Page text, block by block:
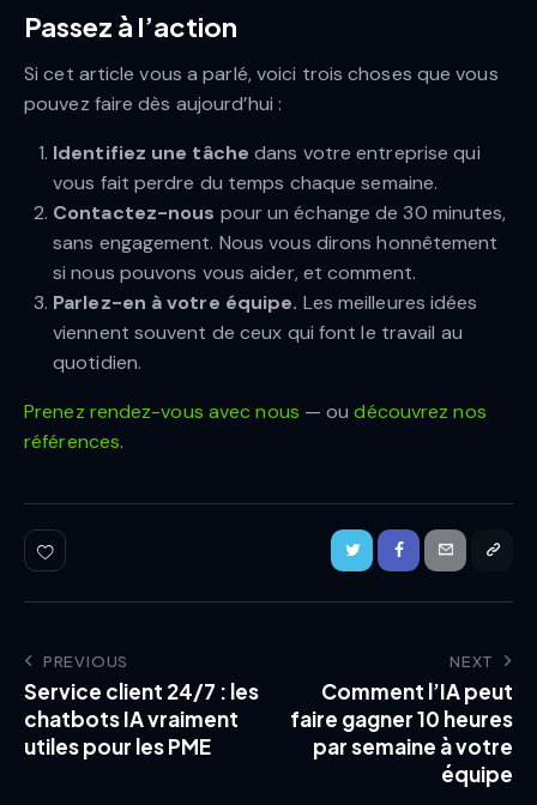
Passez à l’action
Si cet article vous a parlé, voici trois choses que vous
pouvez faire dès aujourd’hui :
Identifiez une tâche dans votre entreprise qui
vous fait perdre du temps chaque semaine.
Contactez-nous pour un échange de 30 minutes,
sans engagement. Nous vous dirons honnêtement
si nous pouvons vous aider, et comment.
Parlez-en à votre équipe. Les meilleures idées
viennent souvent de ceux qui font le travail au
quotidien.
Prenez rendez-vous avec nous — oudécouvrez nos
références.
PREVIOUS
Service client 24/7 : les
chatbots IA vraiment
utiles pour les PME
NEXT
Comment l’IA peut
faire gagner 10 heures
par semaine à votre
équipe